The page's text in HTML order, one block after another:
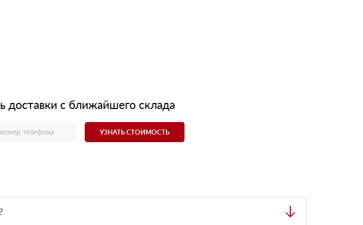
доставки с ближайшего склада
УЗНАТЬ СТОИМОСТЬ